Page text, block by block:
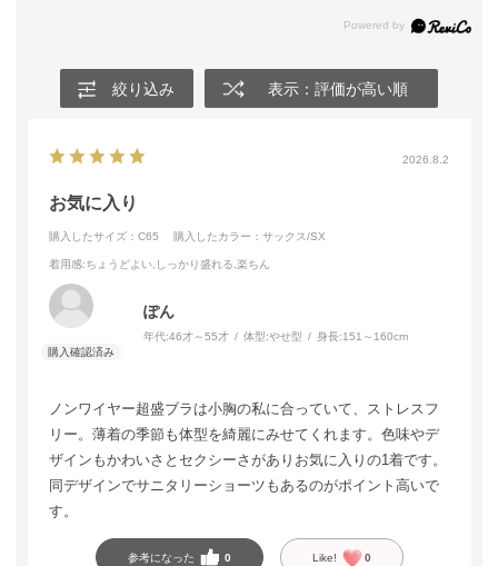
絞り込み 表示：評価が高い順
2026.8.2
お気に入り
購入したサイズ：C65 購入したカラー：サックス/SX
着用感:ちょうどよい,しっかり盛れる,楽ちん
ぽん
年代:46才～55才 体型:やせ型 身長:151～160cm
ノンワイヤー超盛ブラは小胸の私に合っていて、ストレスフ
リー。薄着の季節も体型を綺麗にみせてくれます。色味やデ
ザインもかわいさとセクシーさがありお気に入りの1着です。
同デザインでサニタリーショーツもあるのがポイント高いで
す。
参考になった 0 Like! 0